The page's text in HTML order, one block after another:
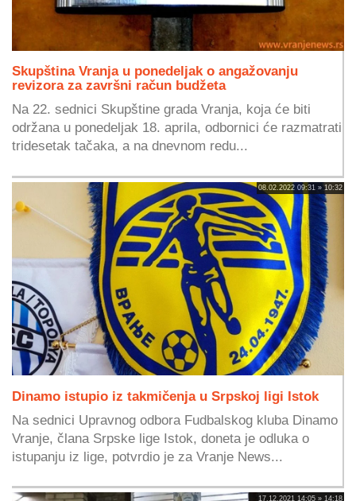
Skupština Vranja u ponedeljak o angažovanju
revizora za završni račun budžeta
Na 22. sednici Skupštine grada Vranja, koja će biti
održana u ponedeljak 18. aprila, odbornici će razmatrati
tridesetak tačaka, a na dnevnom redu...
08.02.2022 09:31 » 10:32
Dinamo istupio iz takmičenja u Srpskoj ligi Istok
Na sednici Upravnog odbora Fudbalskog kluba Dinamo
Vranje, člana Srpske lige Istok, doneta je odluka o
istupanju iz lige, potvrdio je za Vranje News...
17.12.2021 14:05 » 14:18